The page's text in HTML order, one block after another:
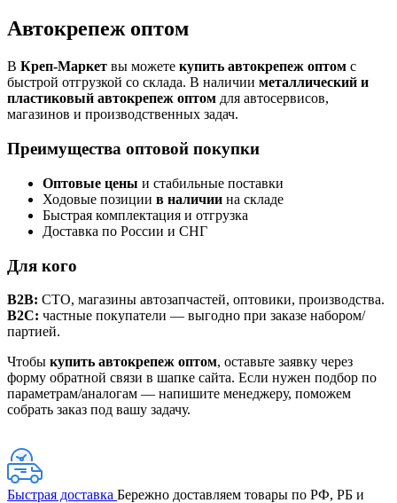
Автокрепеж оптом
В Креп-Маркет вы можете купить автокрепеж оптом с
быстрой отгрузкой со склада. В наличии металлический и
пластиковый автокрепеж оптом для автосервисов,
магазинов и производственных задач.
Преимущества оптовой покупки
Оптовые цены и стабильные поставки
Ходовые позиции в наличии на складе
Быстрая комплектация и отгрузка
Доставка по России и СНГ
Для кого
B2B: СТО, магазины автозапчастей, оптовики, производства.
B2C: частные покупатели — выгодно при заказе набором/
партией.
Чтобы купить автокрепеж оптом, оставьте заявку через
форму обратной связи в шапке сайта. Если нужен подбор по
параметрам/аналогам — напишите менеджеру, поможем
собрать заказ под вашу задачу.
Быстрая доставка Бережно доставляем товары по РФ, РБ и